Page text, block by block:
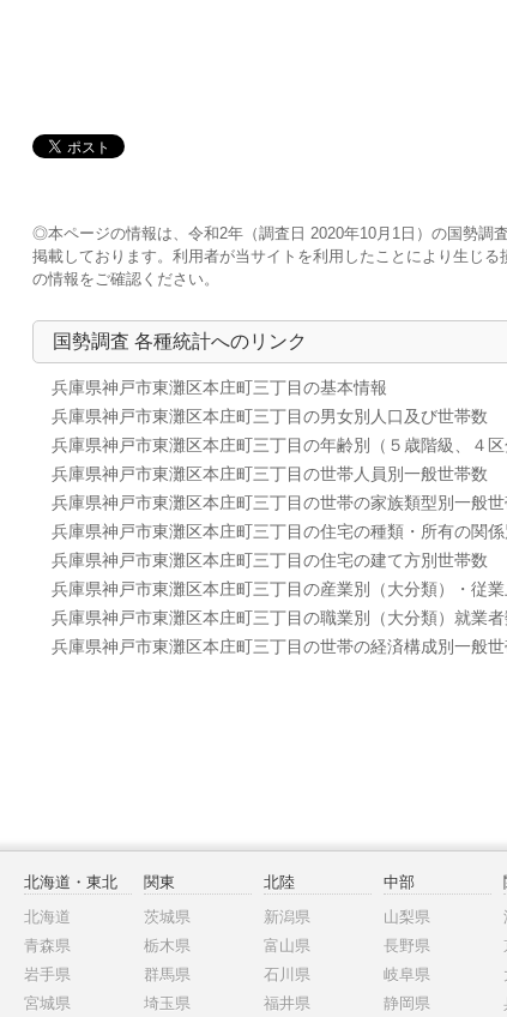
◎本ページの情報は、令和2年（調査日 2020年10月1日）の国勢調
掲載しております。利用者が当サイトを利用したことにより生じ
の情報をご確認ください。
国勢調査 各種統計へのリンク
兵庫県神戸市東灘区本庄町三丁目の基本情報
兵庫県神戸市東灘区本庄町三丁目の男女別人口及び世帯数
兵庫県神戸市東灘区本庄町三丁目の年齢別（５歳階級、４
兵庫県神戸市東灘区本庄町三丁目の世帯人員別一般世帯数
兵庫県神戸市東灘区本庄町三丁目の世帯の家族類型別一般世
兵庫県神戸市東灘区本庄町三丁目の住宅の種類・所有の関
兵庫県神戸市東灘区本庄町三丁目の住宅の建て方別世帯数
兵庫県神戸市東灘区本庄町三丁目の産業別（大分類）・従
兵庫県神戸市東灘区本庄町三丁目の職業別（大分類）就業者
兵庫県神戸市東灘区本庄町三丁目の世帯の経済構成別一般世
北海道・東北
北海道
青森県
岩手県
宮城県
関東
茨城県
栃木県
群馬県
埼玉県
北陸
新潟県
富山県
石川県
福井県
中部
山梨県
長野県
岐阜県
静岡県